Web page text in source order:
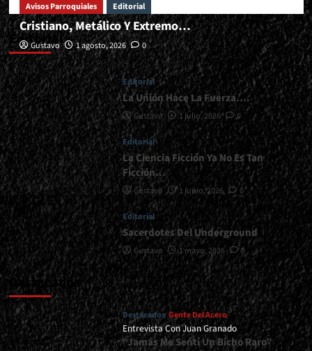
Editorial
Avisos Parroquiales Editorial
Cristiano, Metálico Y Extremo…
Gustavo 1 agosto, 2026 0
Editorial
La Unión Hace La Fuerza….
Gustavo 1 julio, 2026 0
Editorial
La Ciencia Ficción Ya No Es Tan
Ficción…
Gustavo 1 junio, 2026 0
Editorial
Sacerdotes Del Underground
Gustavo 1 mayo, 2026 0
Destacados
Destacados Gente Del Acero
Entrevista Con Juan Granado
“Jamás Me Sentí Un Bicho Raro”